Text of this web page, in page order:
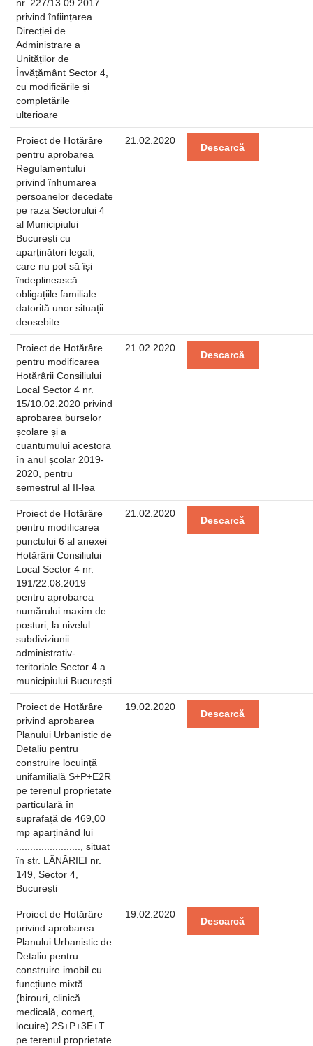
nr. 227/13.09.2017
privind înființarea
Direcției de
Administrare a
Unităților de
Învățământ Sector 4,
cu modificările și
completările
ulterioare
Proiect de Hotărâre
pentru aprobarea
Regulamentului
privind înhumarea
persoanelor decedate
pe raza Sectorului 4
al Municipiului
București cu
aparținători legali,
care nu pot să își
îndeplinească
obligațiile familiale
datorită unor situații
deosebite
21.02.2020
Descarcă
Proiect de Hotărâre
pentru modificarea
Hotărârii Consiliului
Local Sector 4 nr.
15/10.02.2020 privind
aprobarea burselor
școlare și a
cuantumului acestora
în anul școlar 2019-
2020, pentru
semestrul al II-lea
21.02.2020
Descarcă
Proiect de Hotărâre
pentru modificarea
punctului 6 al anexei
Hotărârii Consiliului
Local Sector 4 nr.
191/22.08.2019
pentru aprobarea
numărului maxim de
posturi, la nivelul
subdiviziunii
administrativ-
teritoriale Sector 4 a
municipiului București
21.02.2020
Descarcă
Proiect de Hotărâre
privind aprobarea
Planului Urbanistic de
Detaliu pentru
construire locuință
unifamilială S+P+E2R
pe terenul proprietate
particulară în
suprafață de 469,00
mp aparținând lui
......................., situat
în str. LÂNĂRIEI nr.
149, Sector 4,
București
19.02.2020
Descarcă
Proiect de Hotărâre
privind aprobarea
Planului Urbanistic de
Detaliu pentru
construire imobil cu
funcțiune mixtă
(birouri, clinică
medicală, comerț,
locuire) 2S+P+3E+T
pe terenul proprietate
19.02.2020
Descarcă